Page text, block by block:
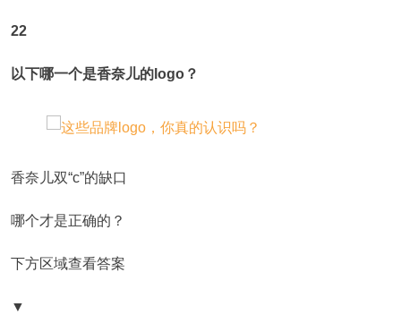
22
以下哪一个是香奈儿的logo？
香奈儿双“c”的缺口
哪个才是正确的？
下方区域查看答案
▼